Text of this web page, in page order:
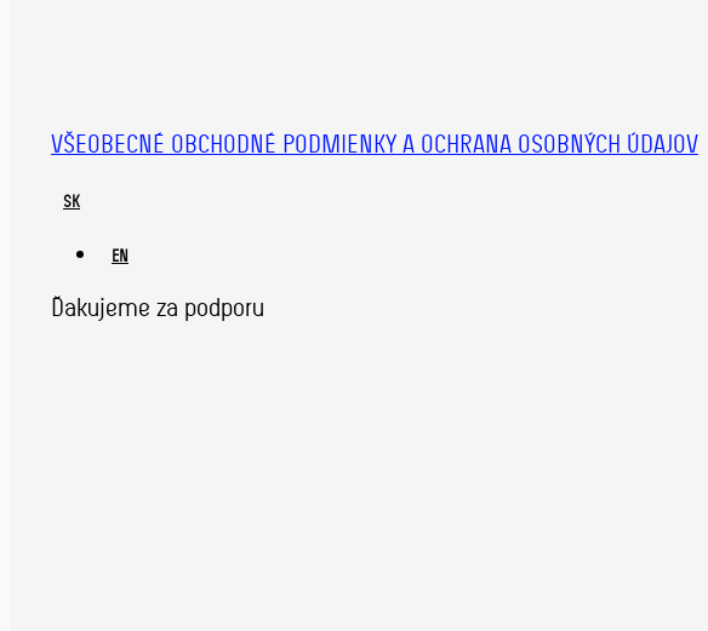
VŠEOBECNÉ OBCHODNÉ PODMIENKY A OCHRANA OSOBNÝCH ÚDAJOV
SK
EN
Ďakujeme za podporu